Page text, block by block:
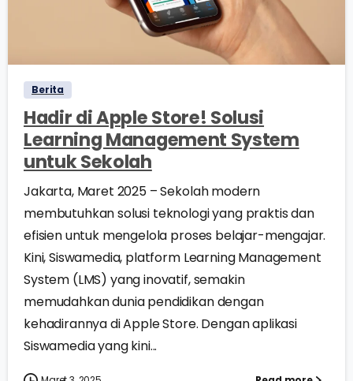
Berita
Hadir di Apple Store! Solusi
Learning Management System
untuk Sekolah
Jakarta, Maret 2025 – Sekolah modern
membutuhkan solusi teknologi yang praktis dan
efisien untuk mengelola proses belajar-mengajar.
Kini, Siswamedia, platform Learning Management
System (LMS) yang inovatif, semakin
memudahkan dunia pendidikan dengan
kehadirannya di Apple Store. Dengan aplikasi
Siswamedia yang kini...